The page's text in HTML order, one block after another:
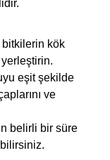
kök
eşit şekilde
ve
belirli bir süre